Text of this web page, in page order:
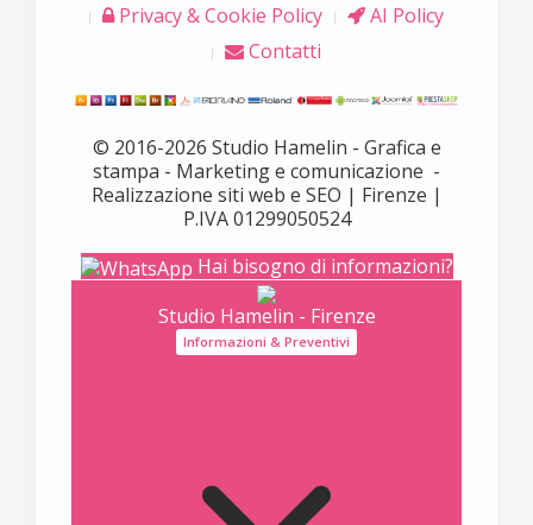
Privacy & Cookie Policy
AI Policy
Contatti
© 2016-2026 Studio Hamelin - Grafica e
stampa - Marketing e comunicazione -
Realizzazione siti web e SEO | Firenze |
P.IVA 01299050524
Hai bisogno di informazioni?
Studio Hamelin - Firenze
Informazioni & Preventivi